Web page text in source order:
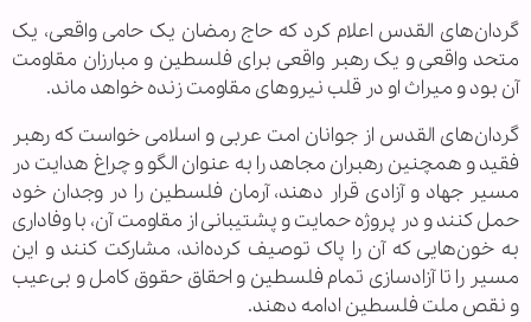
گردان‌های القدس اعلام کرد که حاج رمضان یک حامی واقعی، یک
متحد واقعی و یک رهبر واقعی برای فلسطین و مبارزان مقاومت
آن بود و میراث او در قلب نیروهای مقاومت زنده خواهد ماند.
گردان‌های القدس از جوانان امت عربی و اسلامی خواست که رهبر
فقید و همچنین رهبران مجاهد را به عنوان الگو و چراغ هدایت در
مسیر جهاد و آزادی قرار دهند، آرمان فلسطین را در وجدان خود
حمل کنند و در پروژه حمایت و پشتیبانی از مقاومت آن، با وفاداری
به خون‌هایی که آن را پاک توصیف کرده‌اند، مشارکت کنند و این
مسیر را تا آزادسازی تمام فلسطین و احقاق حقوق کامل و بی‌عیب
و نقص ملت فلسطین ادامه دهند.